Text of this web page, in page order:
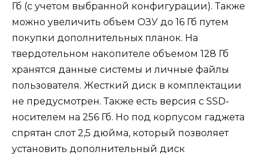
Гб (с учетом выбранной конфигурации). Также
можно увеличить объем ОЗУ до 16 Гб путем
покупки дополнительных планок. На
твердотельном накопителе объемом 128 Гб
хранятся данные системы и личные файлы
пользователя. Жесткий диск в комплектации
не предусмотрен. Также есть версия с SSD-
носителем на 256 Гб. Но под корпусом гаджета
спрятан слот 2,5 дюйма, который позволяет
установить дополнительный диск